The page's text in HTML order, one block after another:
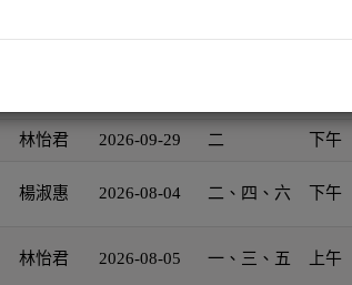
林怡君 2026-09-29 二 下午
楊淑惠 2026-08-04 二、四、六 下午
林怡君 2026-08-05 一、三、五 上午